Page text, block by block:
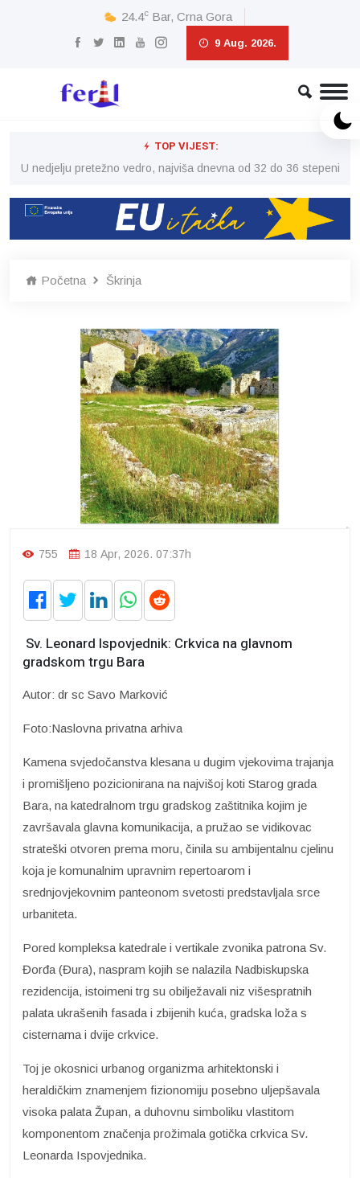
24.4c Bar, Crna Gora
9 Aug. 2026.
TOP VIJEST:
U nedjelju pretežno vedro, najviša dnevna od 32 do 36 stepeni
Početna Škrinja
755 18 Apr, 2026. 07:37h
Sv. Leonard Ispovjednik: Crkvica na glavnom
gradskom trgu Bara
Autor: dr sc Savo Marković
Foto:Naslovna privatna arhiva
Kamena svjedočanstva klesana u dugim vjekovima trajanja
i promišljeno pozicionirana na najvišoj koti Starog grada
Bara, na katedralnom trgu gradskog zaštitnika kojim je
završavala glavna komunikacija, a pružao se vidikovac
strateški otvoren prema moru, činila su ambijentalnu cjelinu
koja je komunalnim upravnim repertoarom i
srednjovjekovnim panteonom svetosti predstavljala srce
urbaniteta.
Pored kompleksa katedrale i vertikale zvonika patrona Sv.
Đorđa (Đura), naspram kojih se nalazila Nadbiskupska
rezidencija, istoimeni trg su obilježavali niz višespratnih
palata ukrašenih fasada i zbijenih kuća, gradska loža s
cisternama i dvije crkvice.
Toj je okosnici urbanog organizma arhitektonski i
heraldičkim znamenjem fizionomiju posebno uljepšavala
visoka palata Župan, a duhovnu simboliku vlastitom
komponentom značenja prožimala gotička crkvica Sv.
Leonarda Ispovjednika.